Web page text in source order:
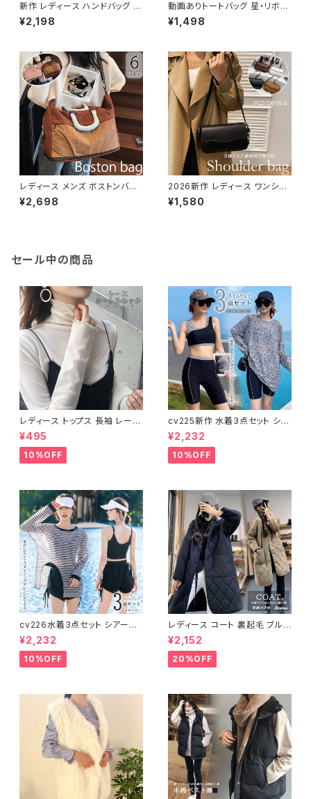
新作 レディース ハンドバッグ か
ごバッグ ドット 手持ち 編み込み
風 軽い ペーパー 麦わら風 花柄
¥2,198
動画ありトートバッグ 星・リボン
柄 レース 小物入れ デニム カジ
ュアル サブバッグ 軽い
¥1,498
レディース メンズ ボストンバッ
グ 斜め掛け 肩掛け ハンドバッ
グ スポーツ 旅行 鞄 大容量 多
¥2,698
2026新作 レディース ワンショ
ルダーバッグ 肩掛け きれいめ
スクエア レザー調
¥1,580
セール中の商品
レディース トップス 長袖 レース
タートルネック ファッション 4色
美ライン
¥495
10%OFF
cv225新作 水着3点セット シア
ートップス ラッシュガード 長袖
日焼け防止 体型カバー
¥2,232
10%OFF
cv226水着3点セット シアート
ップス ラッシュガード 長袖 日焼
け防止 体型カバー
¥2,232
10%OFF
レディース コート 裏起毛 ブルゾ
ン ジャンパー ジャケット キルテ
ィング 中綿
¥2,152
20%OFF